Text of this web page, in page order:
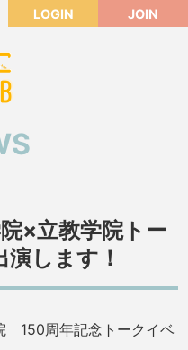
LOGIN JOIN
×立教学院トー
します！
150周年記念トークイベ